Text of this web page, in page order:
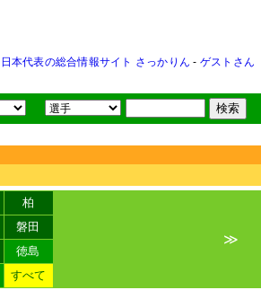
本代表の総合情報サイト さっかりん - ゲストさん
柏
磐田
徳島
すべて
≫